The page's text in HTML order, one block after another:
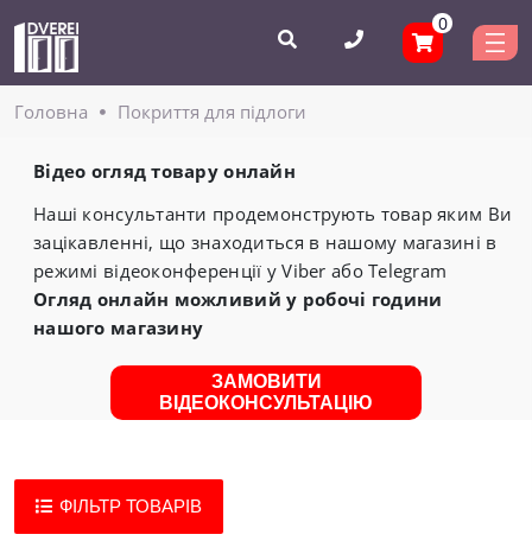
0
Головнa Покриття для підлоги
Відео огляд товару онлайн
Наші консультанти продемонструють товар яким Ви
зацікавленні, що знаходиться в нашому магазині в
режимі відеоконференції у Viber або Telegram
Огляд онлайн можливий у робочі години
нашого магазину
ЗАМОВИТИ
ВІДЕОКОНСУЛЬТАЦІЮ
ФІЛЬТР ТОВАРІВ